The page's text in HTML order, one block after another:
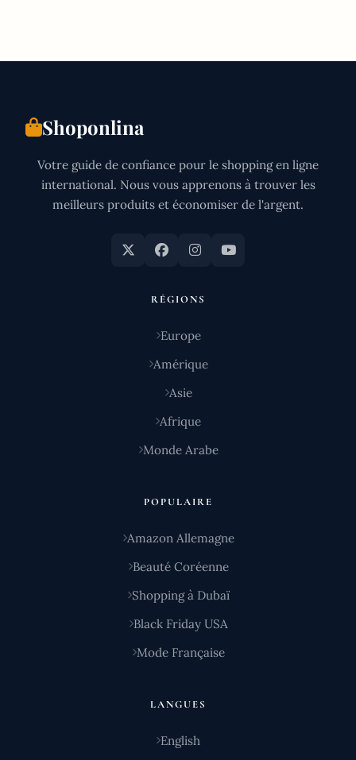
DES
Shoponlina
Votre guide de confiance pour le shopping en ligne
international. Nous vous apprenons à trouver les
meilleurs produits et économiser de l'argent.
RÉGIONS
Europe
Amérique
Asie
Afrique
Monde Arabe
POPULAIRE
Amazon Allemagne
Beauté Coréenne
Shopping à Dubaï
Black Friday USA
Mode Française
LANGUES
English